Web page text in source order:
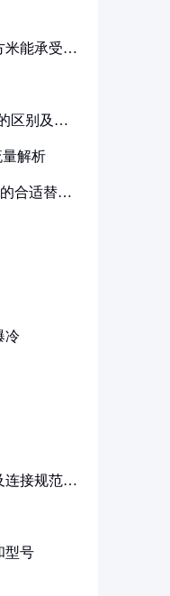
米能承受多
区别及其
量解析
合适替代
冷
连接规范详
型号